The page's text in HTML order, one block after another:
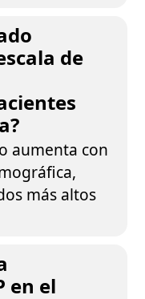
de
aumenta con
más altos
en el